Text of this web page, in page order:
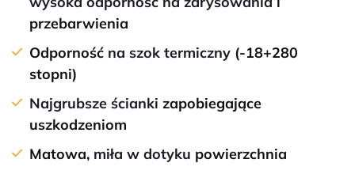
przebarwienia
Odporność na szok termiczny (-18+280
stopni)
Najgrubsze ścianki zapobiegające
uszkodzeniom
Matowa, miła w dotyku powierzchnia